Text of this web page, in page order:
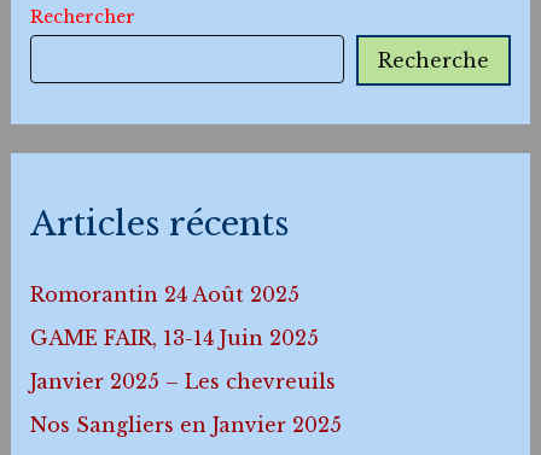
Rechercher
Recherche
Articles récents
Romorantin 24 Août 2025
GAME FAIR, 13-14 Juin 2025
Janvier 2025 – Les chevreuils
Nos Sangliers en Janvier 2025